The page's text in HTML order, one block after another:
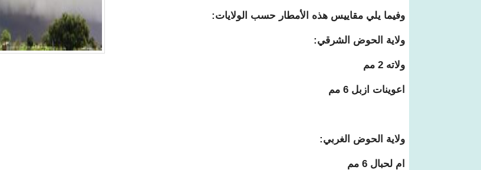
وفيما يلي مقاييس هذه الأمطار حسب الولايات:
ولاية الحوض الشرقي:
ولاته 2 مم
اعوينات ازبل 6 مم
ولاية الحوض الغربي:
ام لحبال 6 مم